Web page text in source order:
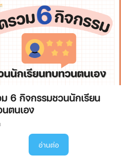
6 กิจกรรมชวนนักเรียน
ตนเอง
อ่านต่อ